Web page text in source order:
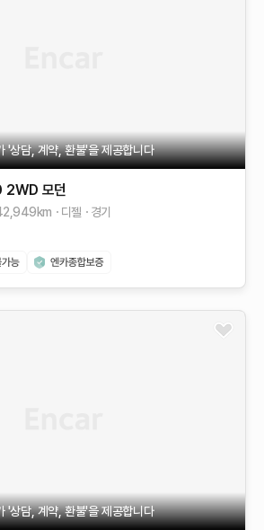
'상담, 계약, 환불'을 제공합니다
2WD 모던
km 디젤 경기
'상담, 계약, 환불'을 제공합니다